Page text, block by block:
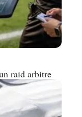
raid arbitre